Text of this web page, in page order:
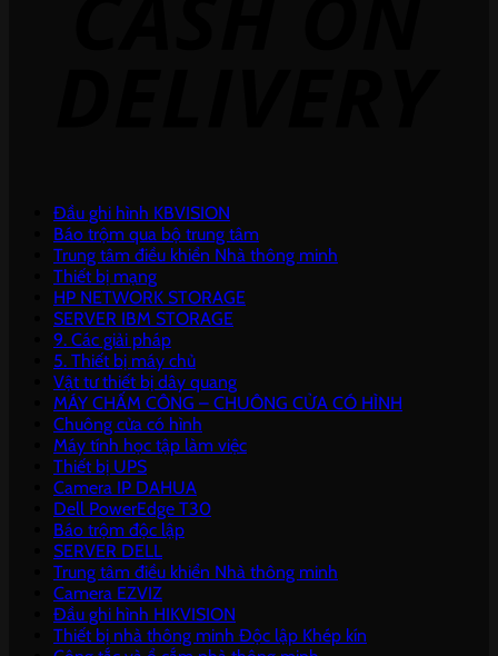
Đầu ghi hình KBVISION
Báo trộm qua bộ trung tâm
Trung tâm điều khiển Nhà thông minh
Thiết bị mạng
HP NETWORK STORAGE
SERVER IBM STORAGE
9. Các giải pháp
5. Thiết bị máy chủ
Vật tư thiết bị dây quang
MÁY CHẤM CÔNG – CHUÔNG CỬA CÓ HÌNH
Chuông cửa có hình
Máy tính học tập làm việc
Thiết bị UPS
Camera IP DAHUA
Dell PowerEdge T30
Báo trộm độc lập
SERVER DELL
Trung tâm điều khiển Nhà thông minh
Camera EZVIZ
Đầu ghi hình HIKVISION
Thiết bị nhà thông minh Độc lập Khép kín